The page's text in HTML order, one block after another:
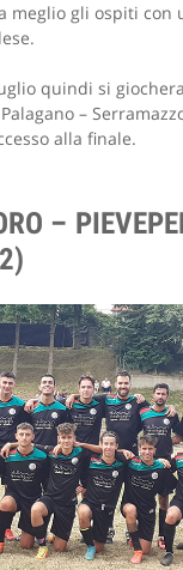
meglio gli ospiti con
quindi si
–
alla finale.
–